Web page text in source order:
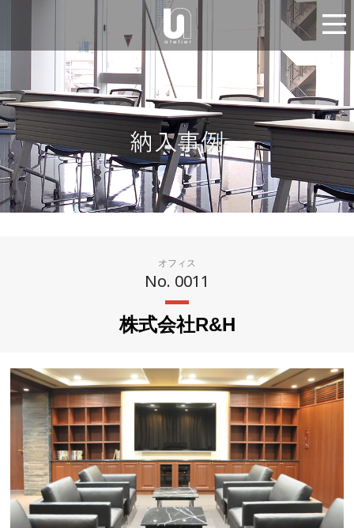
オフィス
No. 0011
株式会社R&H